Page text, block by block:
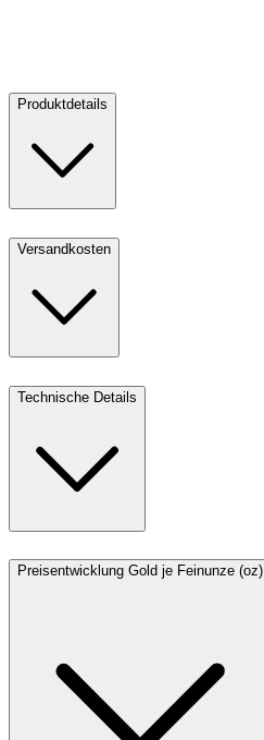
Produktdetails
Versandkosten
Technische Details
Preisentwicklung Gold je Feinunze (oz)